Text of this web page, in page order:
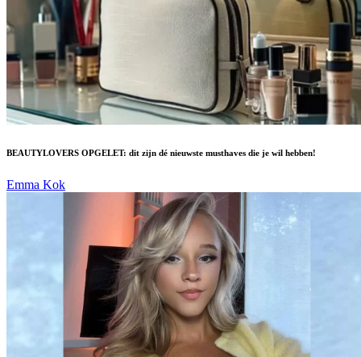
BEAUTYLOVERS OPGELET: dit zijn dé nieuwste musthaves die je wil hebben!
Emma Kok